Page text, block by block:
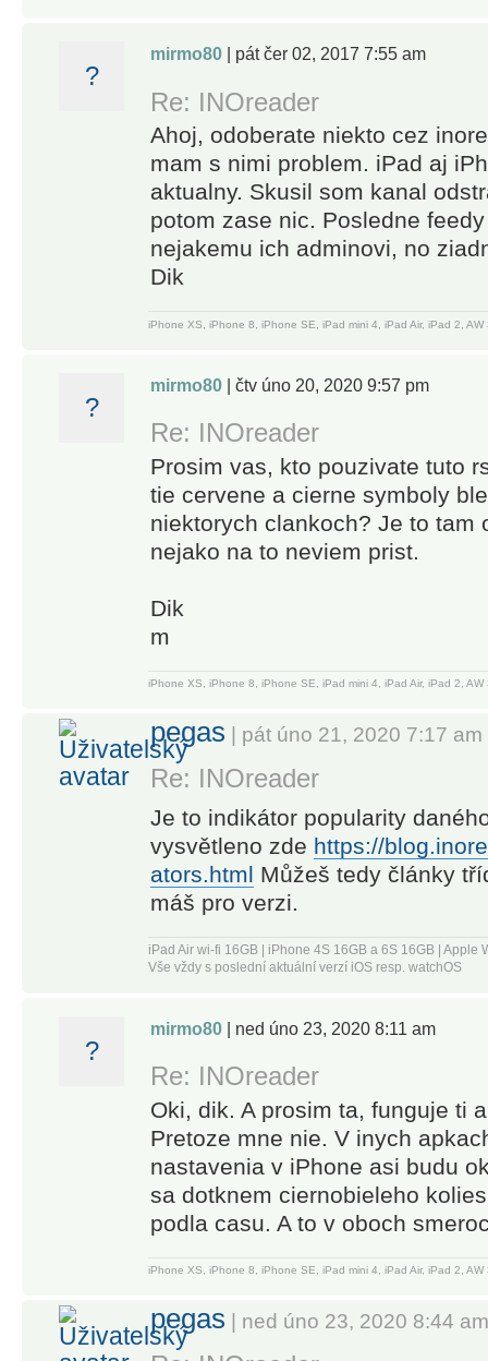
content with
• Annotate
the essential
bits and
keep them
forever
speed up
• Translate
language
without
additional
extensions
without
app
the go with
our text-to-
speech
articles for
• Save to
Evernote,
OneNote,
Google
Drive, and
Dropbox
-----
Inoreader
the essential
customize
your view for
the best
experience.
Use our
advanced
and let
-----
“Inoreader
and
discovery
options, and
features that
are
beginner-
friendly and
of options
for
users.” –
“If you're
feeling
media
burnout from
overfed
social feeds,
Inoreader is
that still
?
mirmo80 | pát čer 02, 2017 7:55 am
Re: INOreader
Ahoj, odoberate niekto cez
mam s nimi problem. iPad aj
aktualny. Skusil som kanal
potom zase nic. Posledne
nejakemu ich adminovi, no
Dik
iPhone XS, iPhone 8, iPhone SE, iPad mini 4, iPad Air, iPad 2, AW
?
mirmo80 | čtv úno 20, 2020 9:57 pm
Re: INOreader
Prosim vas, kto pouzivate tuto
tie cervene a cierne symboly
niektorych clankoch? Je to tam
nejako na to neviem prist.
Dik
m
iPhone XS, iPhone 8, iPhone SE, iPad mini 4, iPad Air, iPad 2, AW
pegas | pát úno 21, 2020 7:17 am
Re: INOreader
Je to indikátor popularity
vysvětleno zde https://
ators.html Můžeš tedy články
máš pro verzi.
iPad Air wi-fi 16GB | iPhone 4S 16GB a 6S 16GB | Apple
Vše vždy s poslední aktuální verzí iOS resp. watchOS
?
mirmo80 | ned úno 23, 2020 8:11 am
Re: INOreader
Oki, dik. A prosim ta, funguje ti
Pretoze mne nie. V inych
nastavenia v iPhone asi budu
sa dotknem ciernobieleho
podla casu. A to v oboch
iPhone XS, iPhone 8, iPhone SE, iPad mini 4, iPad Air, iPad 2, AW
pegas | ned úno 23, 2020 8:44 am